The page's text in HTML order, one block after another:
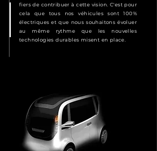
fiers de contribuer à cette vision. C'est pour
cela que tous nos véhicules sont 100%
électriques et que nous souhaitons évoluer
au même rythme que les nouvelles
technologies durables misent en place.